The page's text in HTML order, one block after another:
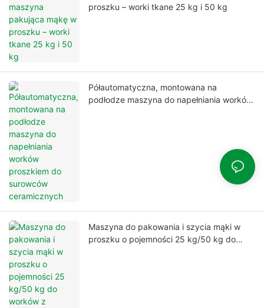
proszku – worki tkane 25 kg i 50 kg
Półautomatyczna, montowana na
podłodze maszyna do napełniania worków
Maszyna do pakowania i szycia mąki w
proszku o pojemności 25 kg/50 kg do